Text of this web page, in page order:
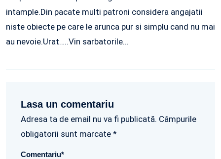
intample.Din pacate multi patroni considera angajatii
niste obiecte pe care le arunca pur si simplu cand nu mai
au nevoie.Urat…..Vin sarbatorile…
Lasa un comentariu
Adresa ta de email nu va fi publicată. Câmpurile
obligatorii sunt marcate *
Comentariu*